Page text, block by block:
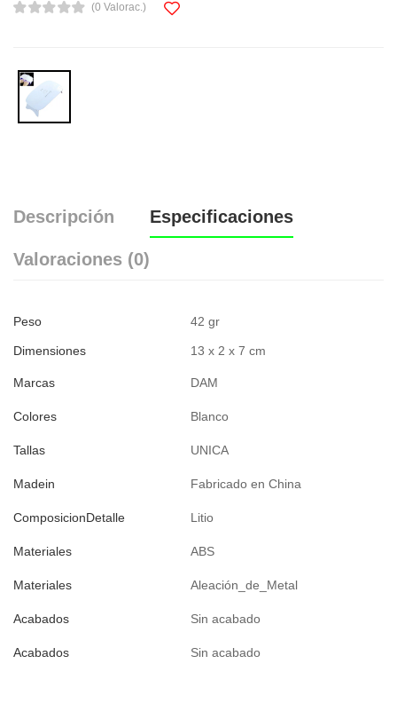
(0 Valorac.)
Descripción Especificaciones
Valoraciones (0)
Peso 42 gr
Dimensiones 13 x 2 x 7 cm
Marcas DAM
Colores Blanco
Tallas UNICA
Madein Fabricado en China
ComposicionDetalle Litio
Materiales ABS
Materiales Aleación_de_Metal
Acabados Sin acabado
Acabados Sin acabado